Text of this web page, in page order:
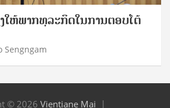
ໃຫ້ພາກທຸລະກິດໃນການຕອບໂຕ້
Sengngam
© 2026 Vientiane Mai